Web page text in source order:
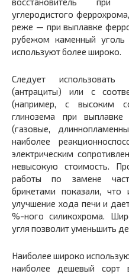
углеродистого
реже — при выплавке
рубежом каменный уголь
используют более широко.
Следует
(антрациты) или с
(например, с высоким
глинозема при
(газовые,
наиболее
электрическим
невысокую стоимость.
работы по замене
брикетами показали, что
улучшение хода печи и
%-ного силикохрома.
угля позволит уменьшить
Наиболее широко
наиболее дешевый сорт